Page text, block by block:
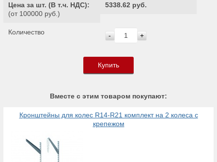
Цена за шт. (В т.ч. НДС):
(от 100000 руб.)
5338.62 руб.
Количество - +
Купить
Вместе с этим товаром покупают:
Кронштейны для колес R14-R21 комплект на 2 колеса с
крепежом